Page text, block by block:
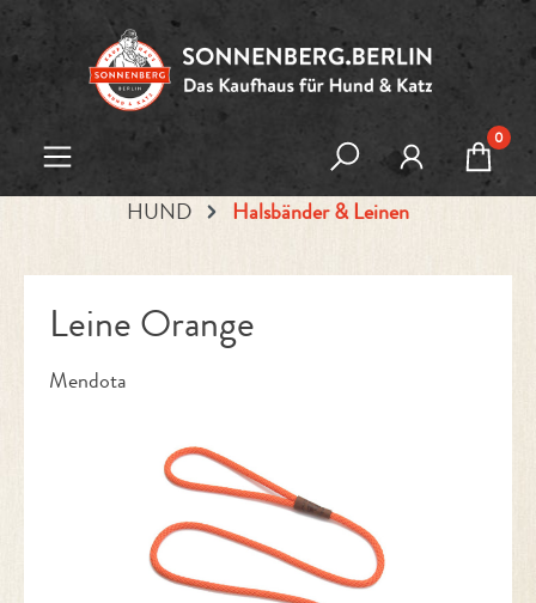
Zum Hauptinhalt springen
0
HUND Halsbänder & Leinen
Leine Orange
Mendota